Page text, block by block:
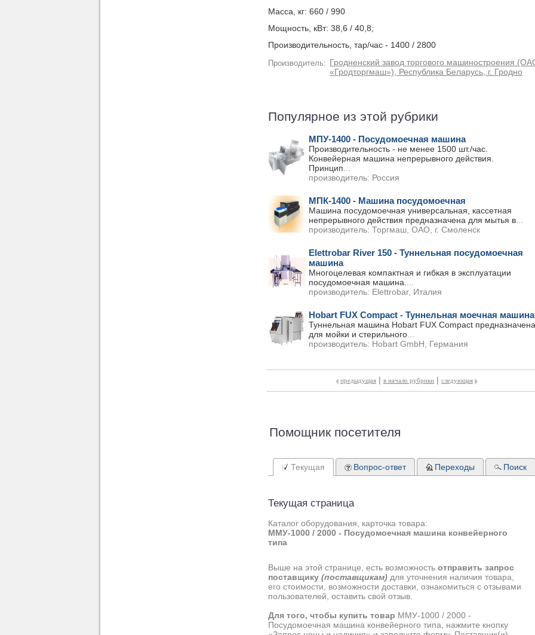
Масса, кг: 660 / 990
Мощность, кВт: 38,6 / 40,8;
Производительность, тар/час - 1400 / 2800
Производитель: Гродненский завод торгового машиностроения
«Гродторгмаш»), Республика Беларусь, г. Гродно
Популярное из этой рубрики
МПУ-1400 - Посудомоечная машина
Производительность - не менее 1500 шт./час.
Конвейерная машина непрерывного действия.
Принцип
производитель: Россия
МПК-1400 - Машина посудомоечная
Машина посудомоечная универсальная, кассетная
непрерывного действия предназначена для мытья в
производитель: Торгмаш, ОАО, г. Смоленск
Elettrobar River 150 - Туннельная посудомоечная
машина
Многоцелевая компактная и гибкая в эксплуатации
посудомоечная машина.
производитель: Elettrobar, Италия
Hobart FUX Compact - Туннельная моечная машина
Туннельная машина Hobart FUX Compact предназначена
для мойки и стерильного
производитель: Hobart GmbH, Германия
предыдущая | в начало рубрики | следующая
Помощник посетителя
Текущая
Текущая страница
Каталог оборудования, карточка товара:
ММУ-1000 / 2000 - Посудомоечная машина конвейерного
типа
Выше на этой странице, есть возможность отправить запрос
поставщику (поставщикам) для уточнения наличия товара,
его стоимости, возможности доставки, ознакомиться с отзывами
пользователей, оставить свой отзыв.
Для того, чтобы купить товар ММУ-1000 / 2000 -
Посудомоечная машина конвейерного типа, нажмите кнопку
Вопрос-ответ Переходы Поиск